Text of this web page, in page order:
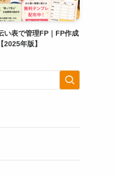
い表で管理FP｜FP作成
年版】